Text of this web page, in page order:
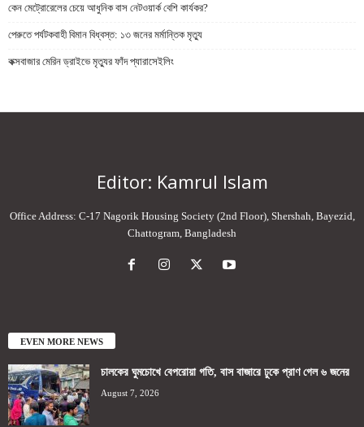
কেন মেট্রোরেলের চেয়ে আধুনিক বাস নেটওয়ার্ক বেশি কার্যকর?
পেরুতে পর্যটকবাহী বিমান বিধ্বস্ত: ১৩ জনের মর্মান্তিক মৃত্যু
কক্সবাজার মেরিন ড্রাইভে মৃত্যুর ফাঁদ প্যারাসেইলিং
Editor: Kamrul Islam
Office Address: C-17 Nagorik Housing Society (2nd Floor), Shershah, Bayezid,
Chattogram, Bangladesh
EVEN MORE NEWS
চালকের ঘুমচোখে বেপরোয়া গতি, বাস বাজারে ঢুকে প্রাণ গেল ৬ জনের
August 7, 2026